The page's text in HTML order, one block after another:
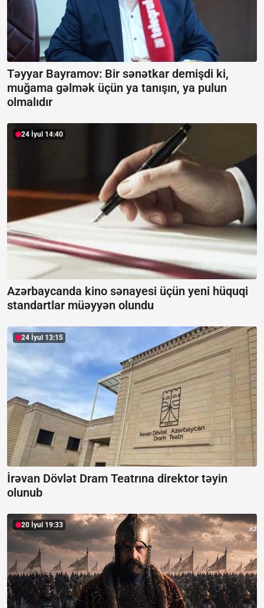
Təyyar Bayramov: Bir sənətkar demişdi ki,
muğama gəlmək üçün ya tanışın, ya pulun
olmalıdır
24 İyul 14:40
Azərbaycanda kino sənayesi üçün yeni hüquqi
standartlar müəyyən olundu
24 İyul 13:15
İrəvan Dövlət Dram Teatrına direktor təyin
olunub
20 İyul 19:33